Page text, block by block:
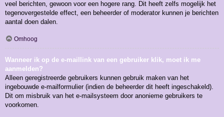
veel berichten, gewoon voor een hogere rang. Dit heeft zelfs mogelijk het
tegenovergestelde effect, een beheerder of moderator kunnen je berichten
aantal doen dalen.
Omhoog
Wanneer ik op de e-maillink van een gebruiker klik, moet ik me
aanmelden?
Alleen geregistreerde gebruikers kunnen gebruik maken van het
ingebouwde e-mailformulier (indien de beheerder dit heeft ingeschakeld).
Dit om misbruik van het e-mailsysteem door anonieme gebruikers te
voorkomen.